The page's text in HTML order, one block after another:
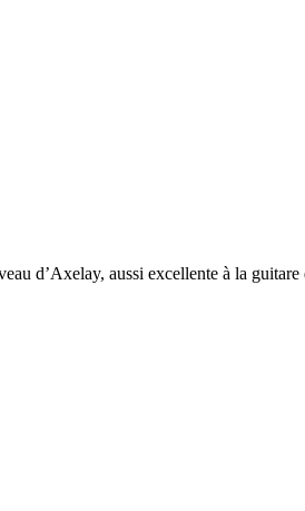
d’Axelay, aussi excellente à la guitare